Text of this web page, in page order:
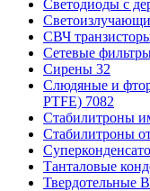
Светодиоды с
СВЧ
Сетевые
Сирены 32
Слюдяные и
PTFE) 7082
Стабилитроны
Стабилитроны
Танталовые
Твердотельные